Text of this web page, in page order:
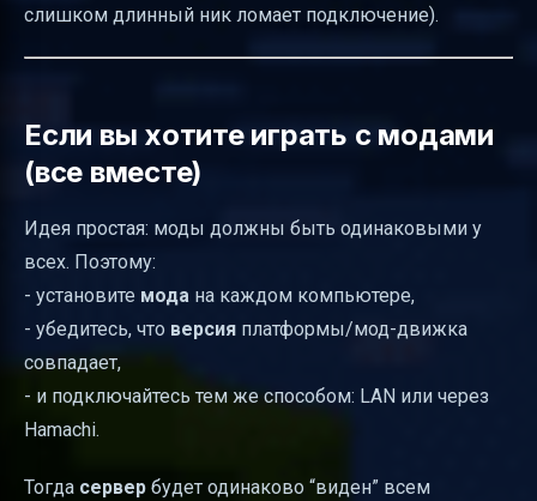
слишком длинный ник ломает подключение).
Если вы хотите играть с модами
(все вместе)
Идея простая: моды должны быть одинаковыми у
всех. Поэтому:
- установите мода на каждом компьютере,
- убедитесь, что версия платформы/мод-движка
совпадает,
- и подключайтесь тем же способом: LAN или через
Hamachi.
Тогда сервер будет одинаково “виден” всем